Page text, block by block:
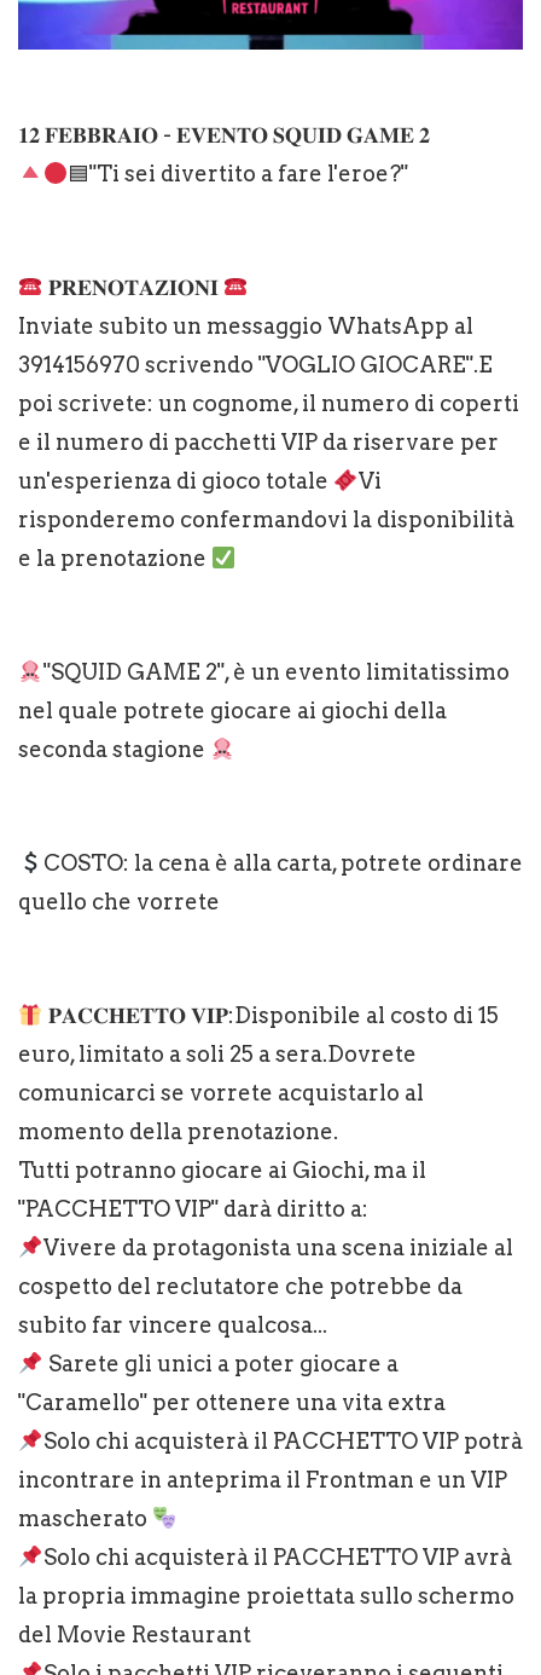
𝟏𝟐 𝐅𝐄𝐁𝐁𝐑𝐀𝐈𝐎 - 𝐄𝐕𝐄𝐍𝐓𝐎 𝐒𝐐𝐔𝐈𝐃 𝐆𝐀𝐌𝐄 𝟐
🟦"Ti sei divertito a fare l'eroe?"
𝐏𝐑𝐄𝐍𝐎𝐓𝐀𝐙𝐈𝐎𝐍𝐈
Inviate subito un messaggio WhatsApp al
3914156970 scrivendo "VOGLIO GIOCARE".E
poi scrivete: un cognome, il numero di coperti
e il numero di pacchetti VIP da riservare per
un'esperienza di gioco totale
Vi
risponderemo confermandovi la disponibilità
e la prenotazione
"SQUID GAME 2", è un evento limitatissimo
nel quale potrete giocare ai giochi della
seconda stagione
COSTO: la cena è alla carta, potrete ordinare
quello che vorrete
𝐏𝐀𝐂𝐂𝐇𝐄𝐓𝐓𝐎 𝐕𝐈𝐏:Disponibile al costo di 15
euro, limitato a soli 25 a sera.Dovrete
comunicarci se vorrete acquistarlo al
momento della prenotazione.
Tutti potranno giocare ai Giochi, ma il
"PACCHETTO VIP" darà diritto a:
Vivere da protagonista una scena iniziale al
cospetto del reclutatore che potrebbe da
subito far vincere qualcosa...
Sarete gli unici a poter giocare a
"Caramello" per ottenere una vita extra
Solo chi acquisterà il PACCHETTO VIP potrà
incontrare in anteprima il Frontman e un VIP
mascherato
Solo chi acquisterà il PACCHETTO VIP avrà
la propria immagine proiettata sullo schermo
del Movie Restaurant